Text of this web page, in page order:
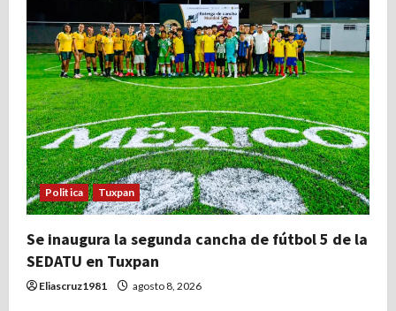
Politica Tuxpan
Se inaugura la segunda cancha de fútbol 5 de la
SEDATU en Tuxpan
Eliascruz1981 agosto 8, 2026